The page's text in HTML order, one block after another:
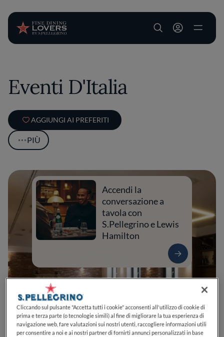
User account
Eventi D'Italia
AGGIUNGI AI PREFERITI
PIÙ
Accendi la
conversazione a
tavola con
S.Pellegrino e Lewis
Hamilton
Cliccando sul pulsante "Accetta tutti i cookie" acconsenti all'utilizzo di cookie di
prima e terza parte (o tecnologie simili) al fine di migliorare la tua esperienza di
navigazione web, fare valutazioni sui nostri utenti, raccogliere informazioni utili
per consentire a noi e ai nostri partner di fornirti annunci personalizzati in base